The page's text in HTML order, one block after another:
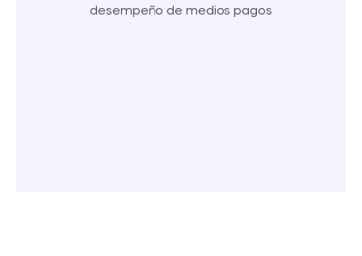
desempeño de medios pagos